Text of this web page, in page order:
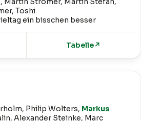
Toshi
ein bisschen besser
Tabelle↗
Philip Wolters, Markus
Alexander Steinke, Marc